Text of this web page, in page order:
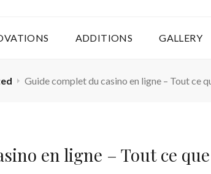
ADDITIONS GALLERY
Guide complet du casino en ligne – Tout ce
en ligne – Tout ce